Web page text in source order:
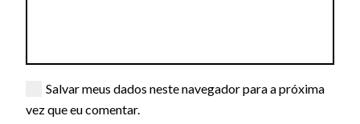
Salvar meus dados neste navegador para a próxima
vez que eu comentar.